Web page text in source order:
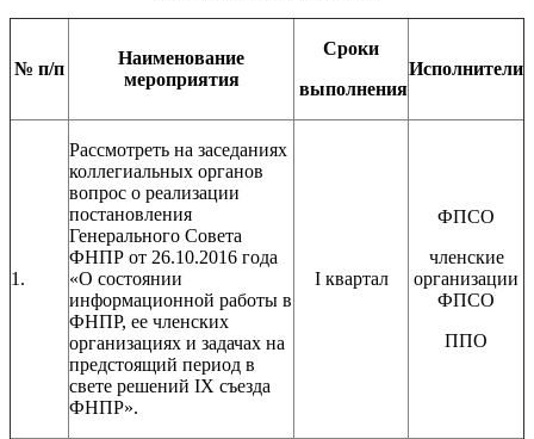
№ п/п
Наименование
мероприятия
Сроки
выполнения
Исполнители
1.
Рассмотреть на заседаниях
коллегиальных органов
вопрос о реализации
постановления
Генерального Совета
ФНПР от 26.10.2016 года
«О состоянии
информационной работы в
ФНПР, ее членских
организациях и задачах на
предстоящий период в
свете решений IX съезда
ФНПР».
I квартал
ФПСО
членские
организации
ФПСО
ППО